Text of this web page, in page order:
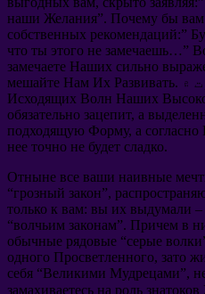
наши Желания”. Почему бы
собственных рекомендаций:”
что ты этого не замечаешь…”
замечаете Наших сильно
мешайте Нам Их Развивать
Исходящих Волн Наших
обязательно зацепит, а
подходящую Форму, а
нее точно не будет сладко.
Отныне все ваши наивные
“грозный закон”,
только к вам: вы их выдумали –
“волчьим законам”. Причем в
обычные рядовые “серые волки
одного Просветленного, зато
себя “Великими Мудрецами”,
замахиваетесь на роль